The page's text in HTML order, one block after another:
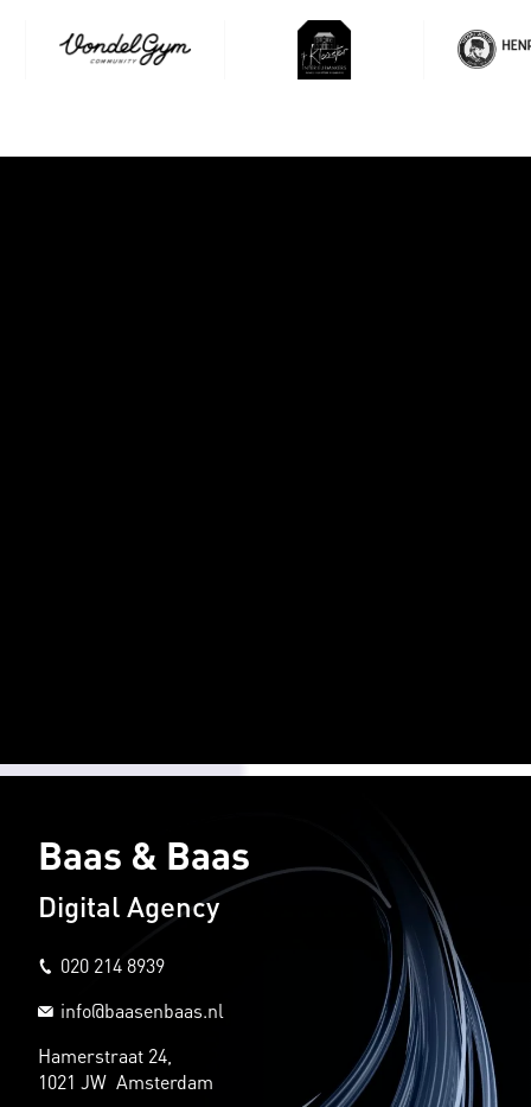
Baas & Baas
Digital Agency
020 214 8939
info@baasenbaas.nl
Hamerstraat 24,
1021 JW Amsterdam